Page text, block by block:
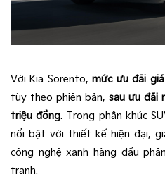
Với Kia Sorento, mức ưu đãi
tùy theo phiên bản, sau ưu đãi
triệu đồng. Trong phân khúc
nổi bật với thiết kế hiện đại,
công nghệ xanh hàng đầu
tranh.